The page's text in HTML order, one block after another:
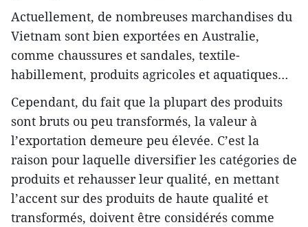
Actuellement, de nombreuses marchandises du
Vietnam sont bien exportées en Australie,
comme chaussures et sandales, textile-
habillement, produits agricoles et aquatiques…
Cependant, du fait que la plupart des produits
sont bruts ou peu transformés, la valeur à
l’exportation demeure peu élevée. C’est la
raison pour laquelle diversifier les catégories de
produits et rehausser leur qualité, en mettant
l’accent sur des produits de haute qualité et
transformés, doivent être considérés comme